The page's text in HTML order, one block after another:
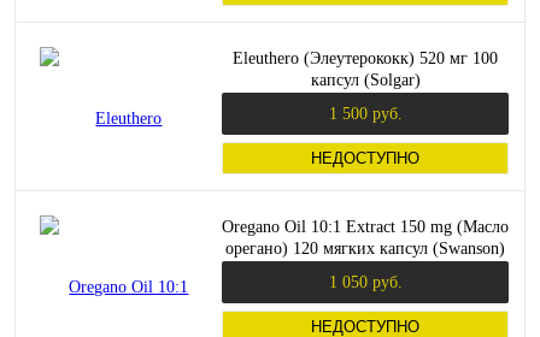
Eleuthero (Элеутерококк) 520 мг 100
капсул (Solgar)
1 500 руб.
НЕДОСТУПНО
Oregano Oil 10:1 Extract 150 mg (Масло
орегано) 120 мягких капсул (Swanson)
1 050 руб.
НЕДОСТУПНО